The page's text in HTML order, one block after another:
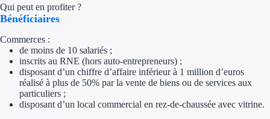
Aides
Aides
Qui peut en profiter ?
Bénéficiaires
Commerces :
de moins de 10 salariés ;
inscrits au RNE (hors auto-entrepreneurs) ;
disposant d’un chiffre d’affaire inférieur à 1 million d’euros
réalisé à plus de 50% par la vente de biens ou de services aux
particuliers ;
disposant d’un local commercial en rez-de-chaussée avec vitrine.